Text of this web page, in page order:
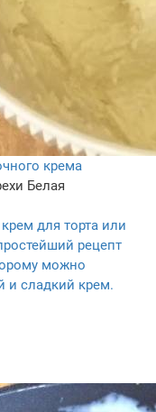
крема
Белая
для торта или
рецепт
можно
и сладкий крем.